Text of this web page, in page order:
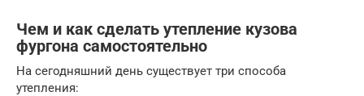
Чем и как сделать утепление кузова
фургона самостоятельно
На сегодняшний день существует три способа
утепления: